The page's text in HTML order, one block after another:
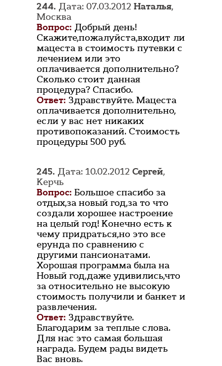
244. Дата: 07.03.2012 Наталья,
Москва
Вопрос: Добрый день!
Скажите,пожалуйста,входит ли
мацеста в стоимость путевки с
лечением или это
оплачивается дополнительно?
Сколько стоит данная
процедура? Спасибо.
Ответ: Здравствуйте. Мацеста
оплачивается дополнительно,
если у вас нет никаких
противопоказаний. Стоимость
процедуры 500 руб.
245. Дата: 10.02.2012 Сергей,
Керчь
Вопрос: Большое спасибо за
отдых,за новый год,за то что
создали хорошее настроение
на целый год! Конечно есть к
чему придраться,но это все
ерунда по сравнению с
другими пансионатами.
Хорошая программа была на
Новый год,даже удивились,что
за относительно не высокую
стоимость получили и банкет и
развлечения.
Ответ: Здравствуйте.
Благодарим за теплые слова.
Для нас это самая большая
награда. Будем рады видеть
Вас вновь.